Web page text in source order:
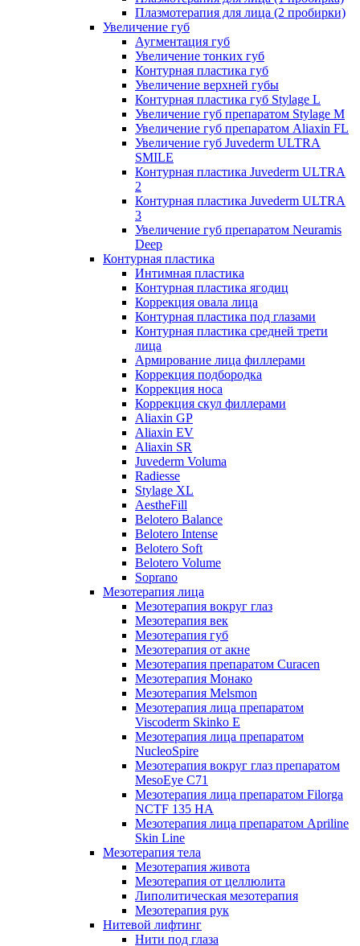
Плазмотерапия для лица (2 пробирки)
Увеличение губ
Аугментация губ
Увеличение тонких губ
Контурная пластика губ
Увеличение верхней губы
Контурная пластика губ Stylage L
Увеличение губ препаратом Stylage M
Увеличение губ препаратом Aliaxin FL
Увеличение губ Juvederm ULTRA
SMILE
Контурная пластика Juvederm ULTRA
2
Контурная пластика Juvederm ULTRA
3
Увеличение губ препаратом Neuramis
Deep
Контурная пластика
Интимная пластика
Контурная пластика ягодиц
Коррекция овала лица
Контурная пластика под глазами
Контурная пластика средней трети
лица
Армирование лица филлерами
Коррекция подбородка
Коррекция носа
Коррекция скул филлерами
Aliaxin GP
Aliaxin EV
Aliaxin SR
Juvederm Voluma
Radiesse
Stylage XL
AestheFill
Belotero Balance
Belotero Intense
Belotero Soft
Belotero Volume
Soprano
Мезотерапия лица
Мезотерапия вокруг глаз
Мезотерапия век
Мезотерапия губ
Мезотерапия от акне
Мезотерапия препаратом Curacen
Мезотерапия Монако
Мезотерапия Melsmon
Мезотерапия лица препаратом
Viscoderm Skinko E
Мезотерапия лица препаратом
NucleoSpire
Мезотерапия вокруг глаз препаратом
MesoEye С71
Мезотерапия лица препаратом Filorga
NCTF 135 HA
Мезотерапия лица препаратом Apriline
Skin Line
Мезотерапия тела
Мезотерапия живота
Мезотерапия от целлюлита
Липолитическая мезотерапия
Мезотерапия рук
Нитевой лифтинг
Нити под глаза